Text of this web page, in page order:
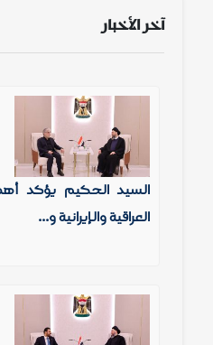
آخر الأخبار
السيد الحكيم يؤكد
العراقية والإيرانية و...